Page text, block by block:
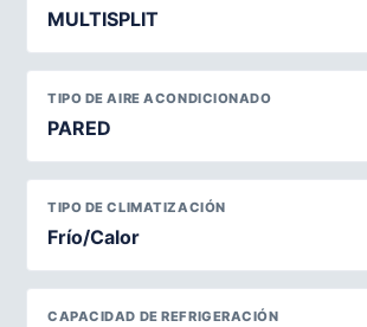
MULTISPLIT
TIPO DE AIRE ACONDICIONADO
PARED
TIPO DE CLIMATIZACIÓN
Frío/Calor
CAPACIDAD DE REFRIGERACIÓN